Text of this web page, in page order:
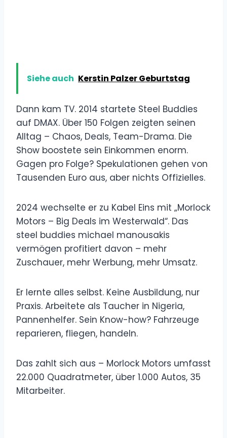
Siehe auch Kerstin Palzer Geburtstag
Dann kam TV. 2014 startete Steel Buddies
auf DMAX. Über 150 Folgen zeigten seinen
Alltag – Chaos, Deals, Team-Drama. Die
Show boostete sein Einkommen enorm.
Gagen pro Folge? Spekulationen gehen von
Tausenden Euro aus, aber nichts Offizielles.
2024 wechselte er zu Kabel Eins mit „Morlock
Motors – Big Deals im Westerwald“. Das
steel buddies michael manousakis
vermögen profitiert davon – mehr
Zuschauer, mehr Werbung, mehr Umsatz.
Er lernte alles selbst. Keine Ausbildung, nur
Praxis. Arbeitete als Taucher in Nigeria,
Pannenhelfer. Sein Know-how? Fahrzeuge
reparieren, fliegen, handeln.
Das zahlt sich aus – Morlock Motors umfasst
22.000 Quadratmeter, über 1.000 Autos, 35
Mitarbeiter.